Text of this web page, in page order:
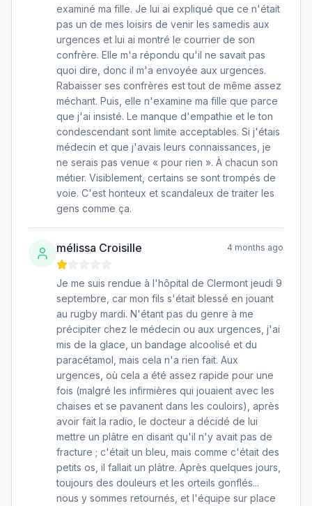
examiné ma fille. Je lui ai expliqué que ce n'était
pas un de mes loisirs de venir les samedis aux
urgences et lui ai montré le courrier de son
confrère. Elle m'a répondu qu'il ne savait pas
quoi dire, donc il m'a envoyée aux urgences.
Rabaisser ses confrères est tout de même assez
méchant. Puis, elle n'examine ma fille que parce
que j'ai insisté. Le manque d'empathie et le ton
condescendant sont limite acceptables. Si j'étais
médecin et que j'avais leurs connaissances, je
ne serais pas venue « pour rien ». À chacun son
métier. Visiblement, certains se sont trompés de
voie. C'est honteux et scandaleux de traiter les
gens comme ça.
mélissa Croisille 4 months ago
Je me suis rendue à l'hôpital de Clermont jeudi 9
septembre, car mon fils s'était blessé en jouant
au rugby mardi. N'étant pas du genre à me
précipiter chez le médecin ou aux urgences, j'ai
mis de la glace, un bandage alcoolisé et du
paracétamol, mais cela n'a rien fait. Aux
urgences, où cela a été assez rapide pour une
fois (malgré les infirmières qui jouaient avec les
chaises et se pavanent dans les couloirs), après
avoir fait la radio, le docteur a décidé de lui
mettre un plâtre en disant qu'il n'y avait pas de
fracture ; c'était un bleu, mais comme c'était des
petits os, il fallait un plâtre. Après quelques jours,
toujours des douleurs et les orteils gonflés...
nous y sommes retournés, et l'équipe sur place